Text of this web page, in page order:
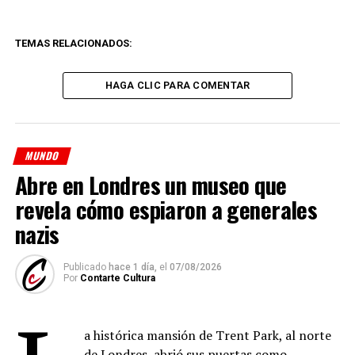
TEMAS RELACIONADOS:
HAGA CLIC PARA COMENTAR
MUNDO
Abre en Londres un museo que
revela cómo espiaron a generales
nazis
Publicado hace 1 día, el 07/08/2026
Por Contarte Cultura
a histórica mansión de Trent Park, al norte